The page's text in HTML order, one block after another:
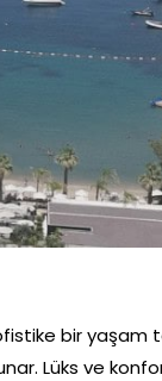
bir yaşam
Lüks ve